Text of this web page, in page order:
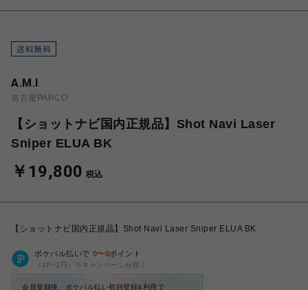
A.M.I
名古屋PARCO
【ショットナビ国内正規品】Shot Navi Laser
Sniper ELUA BK
￥19,800 税込
【ショットナビ国内正規品】Shot Navi Laser Sniper ELUA BK
ポケパル払いで 0〜0ポイント
（1P=1円）※キャンペーン分除く
会員登録後、ポケパル払い初回登録&利用で